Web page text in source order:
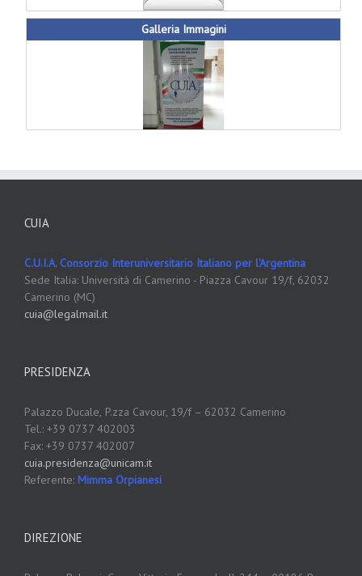
Galleria Immagini
CUIA
C.U.I.A. Consorzio Interuniversitario Italiano per l'Argentina
Sede Italia: Università di Camerino - Piazza Cavour 19/f, 62032
Camerino (MC)
cuia@legalmail.it
PRESIDENZA
Palazzo Ducale, P.zza Cavour, 19/f – 62032 Camerino
Tel.: +39 0737 402003
Fax: +39 0737 402007
cuia.presidenza@unicam.it
Referente: Mimma Orpianesi
DIREZIONE